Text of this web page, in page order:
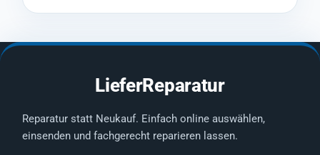
LieferReparatur
Reparatur statt Neukauf. Einfach online auswählen,
einsenden und fachgerecht reparieren lassen.